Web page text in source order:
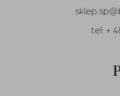
tel: +